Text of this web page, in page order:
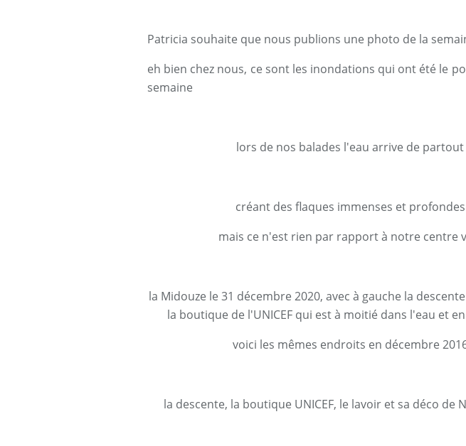
Patricia souhaite que nous publions une photo de la
eh bien chez nous, ce sont les inondations qui ont été le
semaine
lors de nos balades l'eau arrive de partout
créant des flaques immenses et profondes
mais ce n'est rien par rapport à notre centre
la Midouze le 31 décembre 2020, avec à gauche la
la boutique de l'UNICEF qui est à moitié dans l'eau et
voici les mêmes endroits en décembre
la descente, la boutique UNICEF, le lavoir et sa déco de